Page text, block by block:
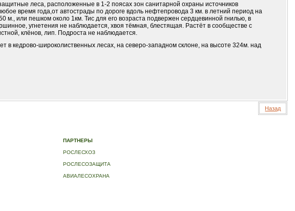
леса, расположенные в 1-2 поясах зон санитарной охраны источников
время года,от автострады по дороге вдоль нефтепровода 3 км. в летний период на
м., или пешком около 1км. Тис для его возраста подвержен сердцевинной гнилью, в
угнетения не наблюдается, хвоя тёмная, блестящая. Растёт в сообществе с
клёнов, лип. Подроста не наблюдается.
в кедрово-широколиственных лесах, на северо-западном склоне, на высоте 324м. над
Назад
ПАРТНЕРЫ
РОСЛЕСХОЗ
РОСЛЕСОЗАЩИТА
АВИАЛЕСОХРАНА